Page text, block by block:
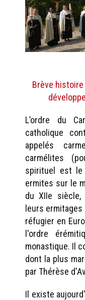
Brève
L’ordre du
catholique
appelés
carmélites
spirituel est le
ermites sur le
du XIIe
leurs
réfugier en
l'ordre
monastique. Il
dont la plus
par Thérèse
Il existe